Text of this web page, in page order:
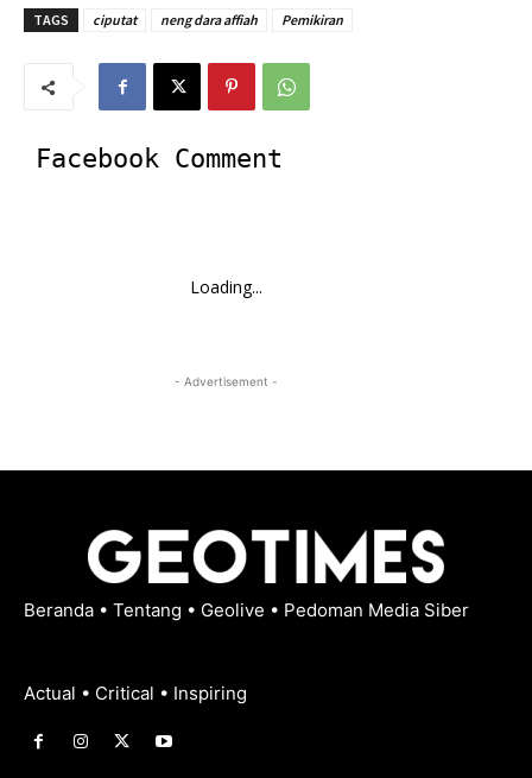
TAGS ciputat neng dara affiah Pemikiran
Facebook Comment
Loading...
- Advertisement -
Beranda • Tentang • Geolive • Pedoman Media Siber
Actual • Critical • Inspiring